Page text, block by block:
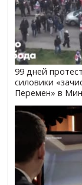
99 дней
силовики
Перемен» в